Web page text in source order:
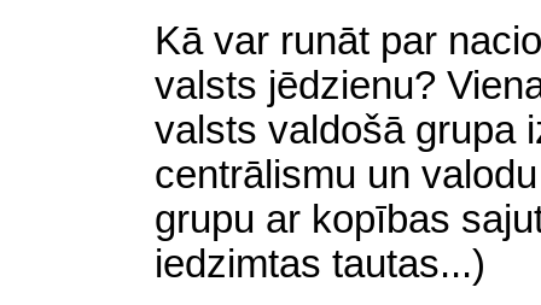
Kā var runāt par
valsts jēdzienu?
valsts valdošā grupa
centrālismu un
grupu ar kopības
iedzimtas tautas...)